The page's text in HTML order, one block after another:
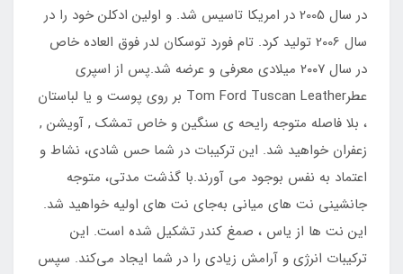
در سال 2005 در امریکا تاسیس شد. و اولین ادکلن خود را در
سال 2006 تولید کرد. تام فورد توسکان لدر فوق العاده خاص
در سال ۲۰۰۷ میلادی معرفی و عرضه شد.پس از اسپری
عطرTom Ford Tuscan Leather بر روی پوست و یا لباستان
، بلا فاصله متوجه رایحه ی سنگین و خاص تمشک , آویشن ,
زعفران خواهید شد. این ترکیبات در شما حس شادی، نشاط و
اعتماد به‌ نفس بوجود می آورند.با گذشت مدتی، متوجه
جانشینی نت های میانی به‌جای نت‌ های اولیه خواهید شد.
این نت‌ ها از یاس ، صمغ کندر تشکیل شده‌ است. این
ترکیبات انرژی و آرامش زیادی را در شما ایجاد می‌کند. سپس